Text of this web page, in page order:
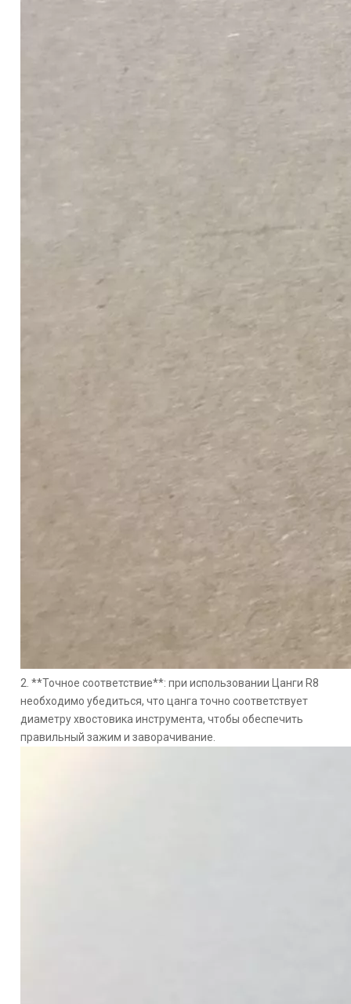
2. **Точное соответствие**: при использовании Цанги R8
необходимо убедиться, что цанга точно соответствует
диаметру хвостовика инструмента, чтобы обеспечить
правильный зажим и заворачивание.